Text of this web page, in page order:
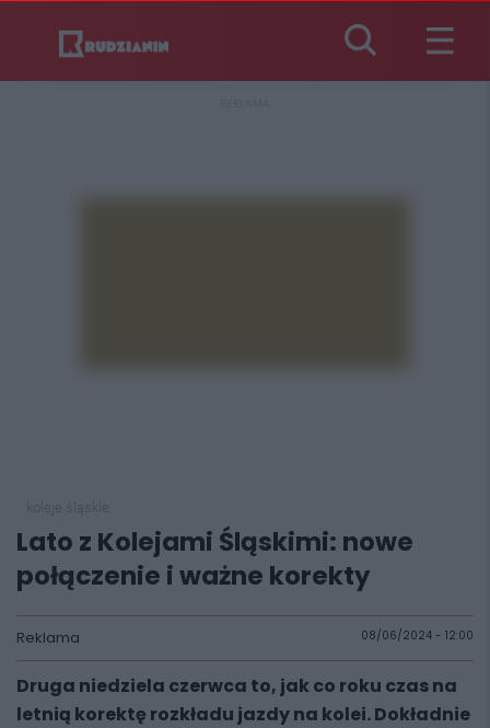
Lato z Kolejami Śląskimi: nowe
połączenie i ważne korekty
Reklama 08/06/2024 - 12:00
Druga niedziela czerwca to, jak co roku czas na
letnią korektę rozkładu jazdy na kolei. Dokładnie